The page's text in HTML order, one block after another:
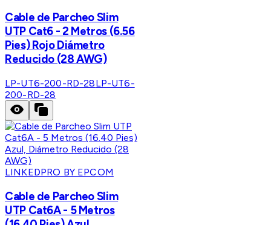
Cable de Parcheo Slim
UTP Cat6 - 2 Metros (6.56
Pies) Rojo Diámetro
Reducido (28 AWG)
LP-UT6-200-RD-28LP-UT6-
200-RD-28
LINKEDPRO BY EPCOM
Cable de Parcheo Slim
UTP Cat6A - 5 Metros